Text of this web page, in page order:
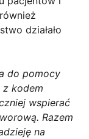
działało
do pomocy
z kodem
wspierać
Razem
na